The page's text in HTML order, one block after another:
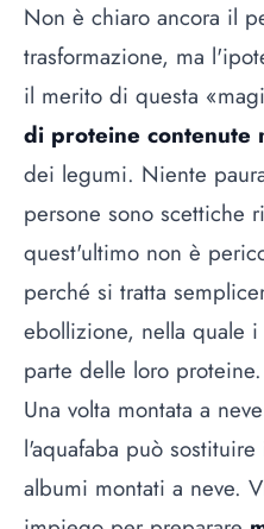
Non è chiaro ancora il
trasformazione, ma
il merito di questa
di proteine contenute
dei legumi. Niente
persone sono scettiche
quest'ultimo non è
perché si tratta
ebollizione, nella quale
parte delle loro proteine.
Una volta montata a
l'aquafaba può
albumi montati a neve.